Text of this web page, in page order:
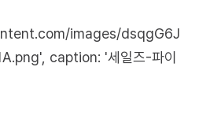
images/dsqgG6J
caption: '세일즈-파이